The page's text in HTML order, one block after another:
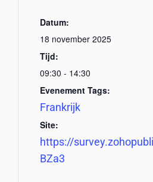
Datum:
18 november 2025
Tijd:
09:30 - 14:30
Evenement Tags:
Frankrijk
Site:
https://
BZa3